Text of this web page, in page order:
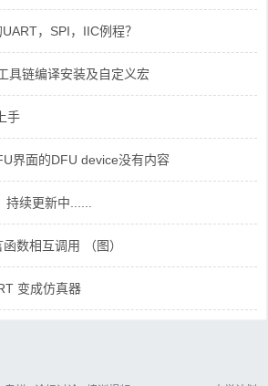
，SPI，IIC例程？
具链编译安装及自定义宏
手
界面的DFU device没有内容
续更新中......
数相互调用 （图）
变成仿真器